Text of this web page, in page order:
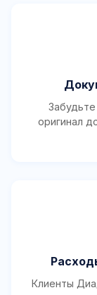
оригинал
Клиенты